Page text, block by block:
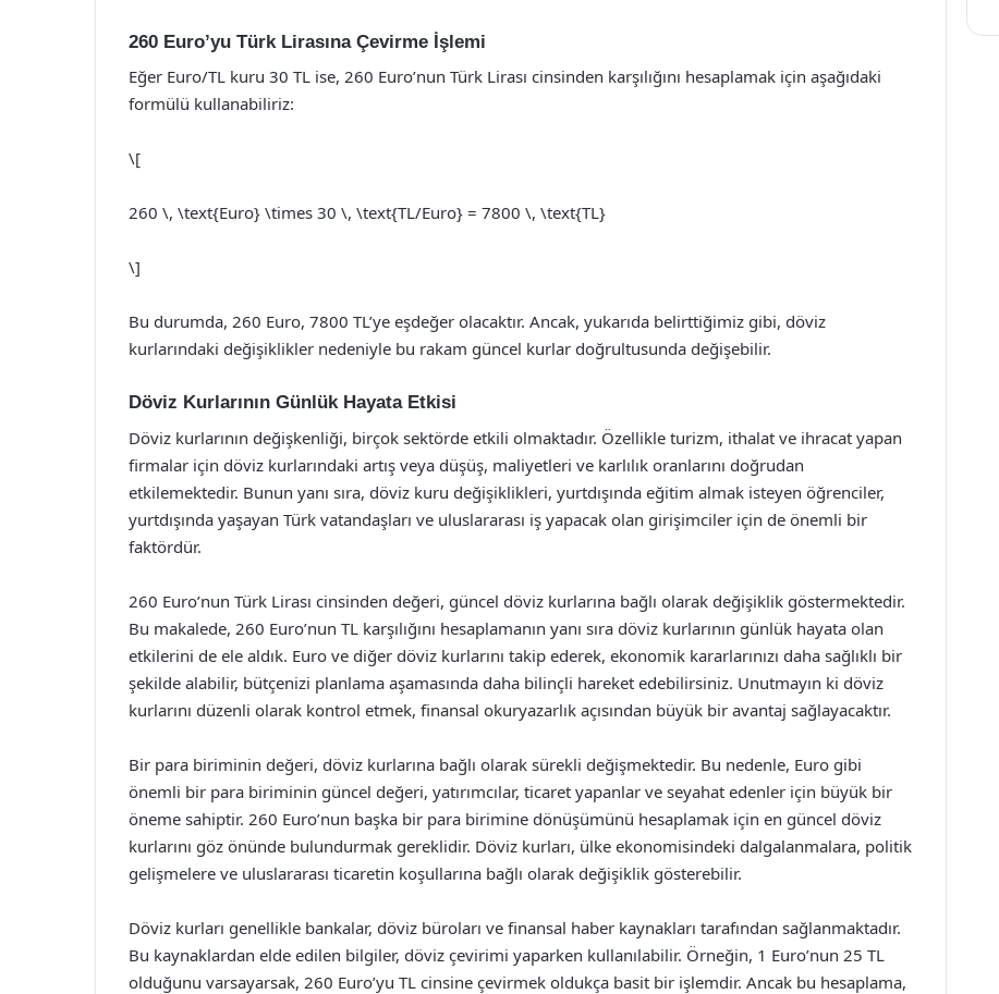
260 Euro’yu Türk Lirasına Çevirme İşlemi
Eğer Euro/TL kuru 30 TL ise, 260 Euro’nun Türk Lirası cinsinden karşılığını hesaplamak için aşağıdaki
formülü kullanabiliriz:
\[
260 \, \text{Euro} \times 30 \, \text{TL/Euro} = 7800 \, \text{TL}
\]
Bu durumda, 260 Euro, 7800 TL’ye eşdeğer olacaktır. Ancak, yukarıda belirttiğimiz gibi, döviz
kurlarındaki değişiklikler nedeniyle bu rakam güncel kurlar doğrultusunda değişebilir.
Döviz Kurlarının Günlük Hayata Etkisi
Döviz kurlarının değişkenliği, birçok sektörde etkili olmaktadır. Özellikle turizm, ithalat ve ihracat yapan
firmalar için döviz kurlarındaki artış veya düşüş, maliyetleri ve karlılık oranlarını doğrudan
etkilemektedir. Bunun yanı sıra, döviz kuru değişiklikleri, yurtdışında eğitim almak isteyen öğrenciler,
yurtdışında yaşayan Türk vatandaşları ve uluslararası iş yapacak olan girişimciler için de önemli bir
faktördür.
260 Euro’nun Türk Lirası cinsinden değeri, güncel döviz kurlarına bağlı olarak değişiklik göstermektedir.
Bu makalede, 260 Euro’nun TL karşılığını hesaplamanın yanı sıra döviz kurlarının günlük hayata olan
etkilerini de ele aldık. Euro ve diğer döviz kurlarını takip ederek, ekonomik kararlarınızı daha sağlıklı bir
şekilde alabilir, bütçenizi planlama aşamasında daha bilinçli hareket edebilirsiniz. Unutmayın ki döviz
kurlarını düzenli olarak kontrol etmek, finansal okuryazarlık açısından büyük bir avantaj sağlayacaktır.
Bir para biriminin değeri, döviz kurlarına bağlı olarak sürekli değişmektedir. Bu nedenle, Euro gibi
önemli bir para biriminin güncel değeri, yatırımcılar, ticaret yapanlar ve seyahat edenler için büyük bir
öneme sahiptir. 260 Euro’nun başka bir para birimine dönüşümünü hesaplamak için en güncel döviz
kurlarını göz önünde bulundurmak gereklidir. Döviz kurları, ülke ekonomisindeki dalgalanmalara, politik
gelişmelere ve uluslararası ticaretin koşullarına bağlı olarak değişiklik gösterebilir.
Döviz kurları genellikle bankalar, döviz büroları ve finansal haber kaynakları tarafından sağlanmaktadır.
Bu kaynaklardan elde edilen bilgiler, döviz çevirimi yaparken kullanılabilir. Örneğin, 1 Euro’nun 25 TL
olduğunu varsayarsak, 260 Euro’yu TL cinsine çevirmek oldukça basit bir işlemdir. Ancak bu hesaplama,